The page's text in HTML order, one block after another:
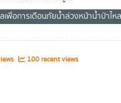
เพื่อการเตือนภัยน้ำล่วงหน้าน้ำป่าไห
100 recent views